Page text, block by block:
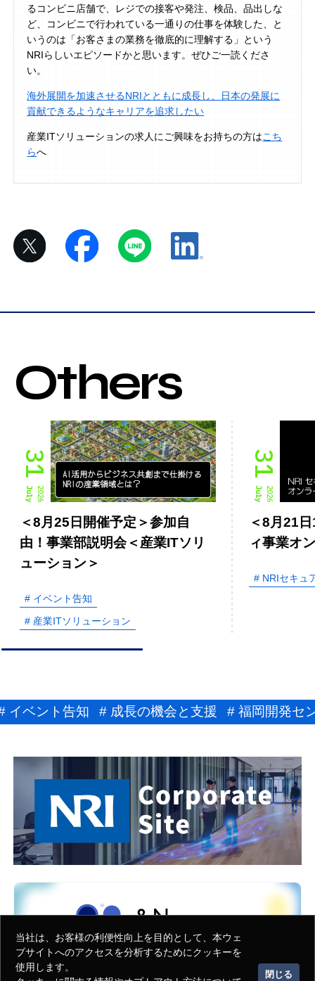
当社は、お客様の利便性向上を目的として、本ウェ
ブサイトへのアクセスを分析するためにクッキーを
使用します。
閉じる
るコンビニ店舗で、レジでの接客や発注、検品、品出しな
ど、コンビニで行われている一通りの仕事を体験した、と
いうのは「お客さまの業務を徹底的に理解する」という
NRIらしいエピソードかと思います。ぜひご一読くださ
い。
海外展開を加速させるNRIとともに成長し、日本の発展に
貢献できるようなキャリアを追求したい
産業ITソリューションの求人にご興味をお持ちの方はこち
らへ
Others
31
2026
July
＜8月25日開催予定＞参加自
由！事業部説明会＜産業ITソリ
ューション＞
# イベント告知
# 産業ITソリューション
31
2026
July
＜8月21
ィ事業オ
# NRIセキュ
# イベント告知 # 成長の機会と支援 # 福岡開発セ